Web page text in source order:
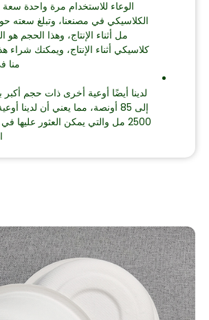
مل أثناء الإنتاج، وهذا الحجم هو
كلاسيكي أثناء الإنتاج، ويمكنك شراء
منا
2500 مل والتي يمكن العثور عليها